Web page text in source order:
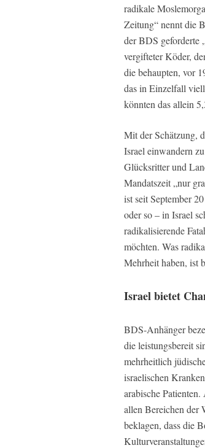
radikale
Zeitung“ nennt die
der BDS geforderte
vergifteter Köder,
die behaupten, vor
das in Einzelfall
könnten das allein
Mit der Schätzung,
Israel einwandern
Glücksritter und
Mandatszeit „nur
ist seit September
oder so – in Israel
radikalisierende
möchten. Was
Mehrheit haben, ist
Israel bietet
BDS-Anhänger
die leistungsbereit
mehrheitlich
israelischen
arabische
allen Bereichen der
beklagen, dass die